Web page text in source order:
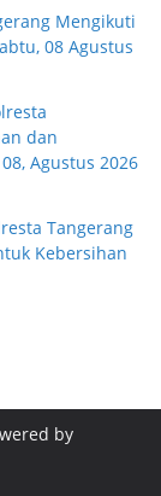
Mengikuti
08 Agustus
dan
Agustus 2026
Tangerang
Kebersihan
by